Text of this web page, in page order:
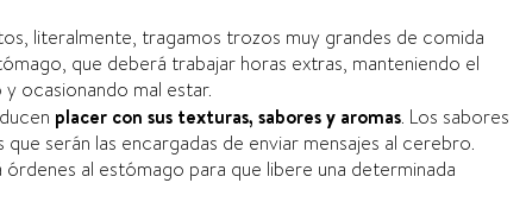
literalmente, tragamos trozos muy grandes de comida
que deberá trabajar horas extras, manteniendo el
ocasionando mal estar.
placer con sus texturas, sabores y aromas. Los sabores
serán las encargadas de enviar mensajes al cerebro.
al estómago para que libere una determinada